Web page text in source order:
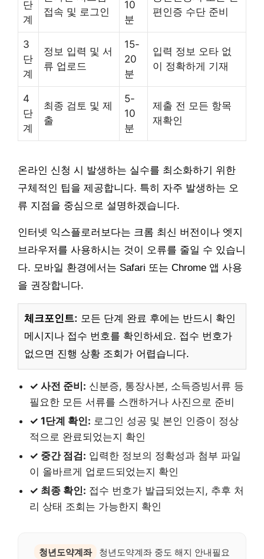
단
계
접속 및 로그인
10
분
편인증 수단 준비
3
단
계
정보 입력 및 서
류 업로드
15-
20
분
입력 정보 오타 없
이 정확하게 기재
4
단
계
최종 검토 및 제
출
5-
10
분
제출 전 모든 항목
재확인
온라인 신청 시 발생하는 실수를 최소화하기 위한
구체적인 팁을 제공합니다. 특히 자주 발생하는 오
류 지점을 중심으로 설명하겠습니다.
인터넷 익스플로러보다는 크롬 최신 버전이나 엣지
브라우저를 사용하시는 것이 오류를 줄일 수 있습니
다. 모바일 환경에서는 Safari 또는 Chrome 앱 사용
을 권장합니다.
체크포인트: 모든 단계 완료 후에는 반드시 확인
메시지나 접수 번호를 확인하세요. 접수 번호가
없으면 진행 상황 조회가 어렵습니다.
✓ 사전 준비: 신분증, 통장사본, 소득증빙서류 등
필요한 모든 서류를 스캔하거나 사진으로 준비
✓ 1단계 확인: 로그인 성공 및 본인 인증이 정상
적으로 완료되었는지 확인
✓ 중간 점검: 입력한 정보의 정확성과 첨부 파일
이 올바르게 업로드되었는지 확인
✓ 최종 확인: 접수 번호가 발급되었는지, 추후 처
리 상태 조회는 가능한지 확인
청년도약계좌
청년도약계좌 중도 해지 안내필요